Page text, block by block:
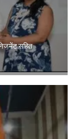
सहित